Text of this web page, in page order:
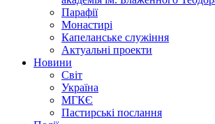
Парафії
Монастирі
Капеланське служіння
Актуальні проекти
Новини
Світ
Україна
МГКЄ
Пастирські послання